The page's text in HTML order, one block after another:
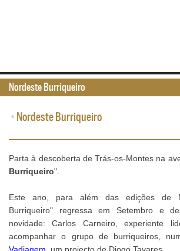
• Nordeste Burriqueiro
Parta à descoberta de Trás-os-Montes na
Burriqueiro".
Este ano, para além das edições de
Burriqueiro" regressa em Setembro e
novidade: Carlos Carneiro, experiente
acompanhar o grupo de burriqueiros,
Nordeste Burriqueiro